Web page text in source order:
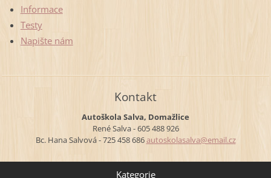
Informace
Testy
Napište nám
Kontakt
Autoškola Salva, Domažlice
René Salva - 605 488 926
Bc. Hana Salvová - 725 458 686autoskolasalva@email.cz
Kategorie